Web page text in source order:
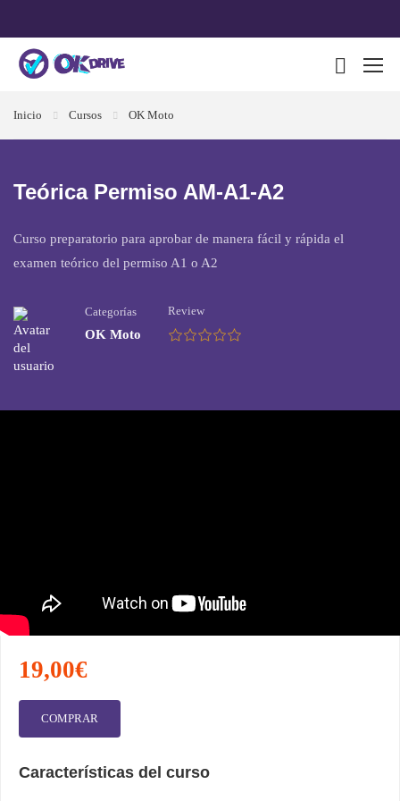
Inicio Cursos OK Moto
Teórica Permiso AM-A1-A2
Curso preparatorio para aprobar de manera fácil y rápida el
examen teórico del permiso A1 o A2
Categorías
OK Moto
Review
19,00€
COMPRAR
Características del curso